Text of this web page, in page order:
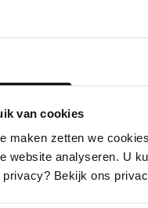
van cookies
maken zetten we
website analyseren. U
Bekijk ons